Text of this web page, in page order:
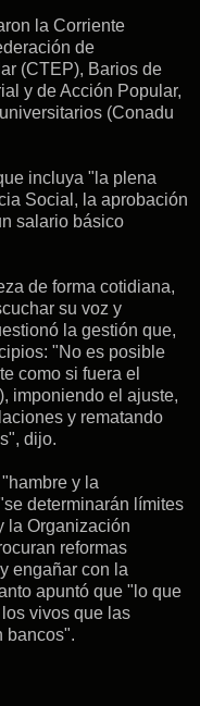
la Corriente
de
(CTEP), Barios de
y de Acción Popular,
(Conadu
incluya "la plena
Social, la aprobación
salario básico
de forma cotidiana,
su voz y
la gestión que,
"No es posible
como si fuera el
imponiendo el ajuste,
y rematando
dijo.
y la
determinarán límites
la Organización
reformas
engañar con la
apuntó que "lo que
vivos que las
bancos".